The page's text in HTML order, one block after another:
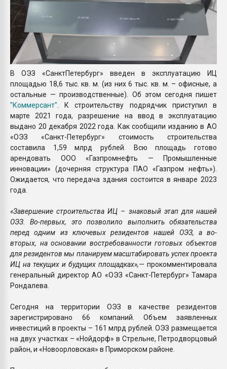
В ОЭЗ «СанктПетербург» введен в эксплуатацию ИЦ
площадью 18,6 тыс. кв. м. (из них 6 тыс. кв. м. – офисные, а
остальные — производственные). Об этом сегодня пишет
"Коммерсант" . К строительству подрядчик приступил в
марте 2021 года, разрешение на ввод в эксплуатацию
выдано 20 декабря 2022 года. Как сообщили изданию в АО
«ОЭЗ «Санкт-Петербург» стоимость строительства
составила 1,59 млрд рублей. Всю площадь готово
арендовать ООО «Газпромнефть — Промышленные
инновации» (дочерняя структура ПАО «Газпром нефть»).
Ожидается, что передача здания состоится в январе 2023
года.
«Завершение строительства ИЦ – знаковый этап для нашей
ОЭЗ. Во-первых, это позволило выполнить обязательства
перед одним из ключевых резидентов нашей ОЭЗ, а во-
вторых, на основании востребованности готовых объектов
для резидентов мы планируем масштабировать успех проекта
ИЦ на текущих и будущих площадках»,— прокомментировала
генеральный директор АО «ОЭЗ «Санкт-Петербург» Тамара
Рондалева.
Сегодня на территории ОЭЗ в качестве резидентов
зарегистрировано 66 компаний. Объем заявленных
инвестиций в проекты – 161 млрд рублей. ОЭЗ размещается
на двух участках – «Нойдорф» в Стрельне, Петродворцовый
район, и «Новоорловская» в Приморском районе.